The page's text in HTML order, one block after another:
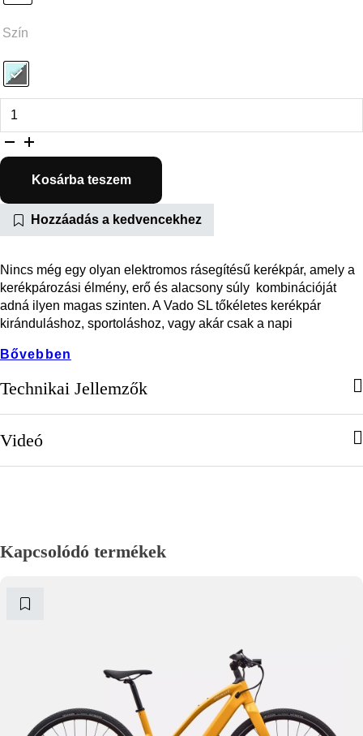
Szín
Kosárba teszem
Hozzáadás a kedvencekhez
Nincs még egy olyan elektromos rásegítésű kerékpár, amely a
kerékpározási élmény, erő és alacsony súly kombinációját
adná ilyen magas szinten. A Vado SL tőkéletes kerékpár
kiránduláshoz, sportoláshoz, vagy akár csak a napi
Bővebben
Technikai Jellemzők
Videó
Kapcsolódó termékek